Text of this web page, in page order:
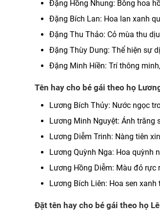
Đặng Hồng Nhung: Bông hoa
Đặng Bích Lan: Hoa lan xanh
Đặng Thu Thảo: Cỏ mùa thu
Đặng Thùy Dung: Thể hiện sự
Đặng Minh Hiền: Trí thông
Tên hay cho bé gái theo họ
Lương Bích Thủy: Nước ngọc
Lương Minh Nguyệt: Ánh trăng
Lương Diễm Trinh: Nàng tiên
Lương Quỳnh Nga: Hoa quỳnh
Lương Hồng Diễm: Màu đỏ rực
Lương Bích Liên: Hoa sen
Đặt tên hay cho bé gái theo họ Lê